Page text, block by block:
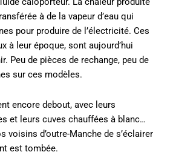
à de la vapeur d’eau qui
pour produire de l’électricité. Ces
à leur époque, sont aujourd’hui
Peu de pièces de rechange, peu de
sur ces modèles.
encore debout, avec leurs
et leurs cuves chauffées à blanc…
voisins d’outre-Manche de s’éclairer
est tombée.